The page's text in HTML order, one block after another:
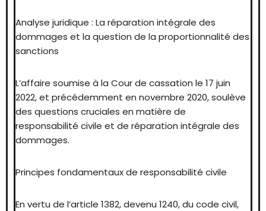
Analyse juridique : La réparation intégrale des
dommages et la question de la proportionnalité des
sanctions
L’affaire soumise à la Cour de cassation le 17 juin
2022, et précédemment en novembre 2020, soulève
des questions cruciales en matière de
responsabilité civile et de réparation intégrale des
dommages.
Principes fondamentaux de responsabilité civile
En vertu de l’article 1382, devenu 1240, du code civil,